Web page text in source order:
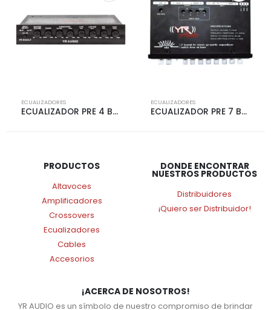
ECUALIZADORES
ECUALIZADOR PRE 7 BANDA TRANS | 776
ECUALIZADORES
YR-S-EQ7A | ECUALIZADOR PRE 7 BANDA TIPO C | 7629
PRODUCTOS
Altavoces
Amplificadores
Crossovers
Ecualizadores
Cables
Accesorios
DONDE ENCONTRAR
NUESTROS PRODUCTOS
Distribuidores
¡Quiero ser Distribuidor!
¡ACERCA DE NOSOTROS!
YR AUDIO es un símbolo de nuestro compromiso de brindar